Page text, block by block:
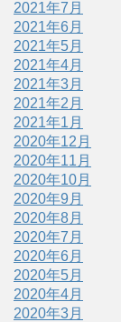
2021年7月
2021年6月
2021年5月
2021年4月
2021年3月
2021年2月
2021年1月
2020年12月
2020年11月
2020年10月
2020年9月
2020年8月
2020年7月
2020年6月
2020年5月
2020年4月
2020年3月